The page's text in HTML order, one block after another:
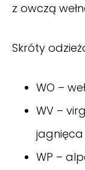
z owczą
Skróty
WO –
WV –
jagnięca
WP –